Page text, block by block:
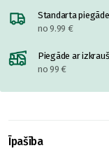
Standarta
no 9.99 €
Piegāde ar
no 99 €
Īpašība